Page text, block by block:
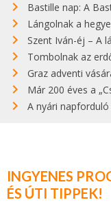
Bastille nap: A
Lángolnak a
Szent Iván-éj – A
Tombolnak az
Graz adventi
Már 200 éves a
A nyári napforduló
INGYENES
ÉS ÚTI TIPPEK!